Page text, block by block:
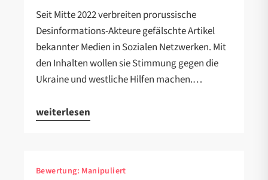
Seit Mitte 2022 verbreiten prorussische
Desinformations-Akteure gefälschte Artikel
bekannter Medien in Sozialen Netzwerken. Mit
den Inhalten wollen sie Stimmung gegen die
Ukraine und westliche Hilfen machen.…
weiterlesen
Bewertung: Manipuliert